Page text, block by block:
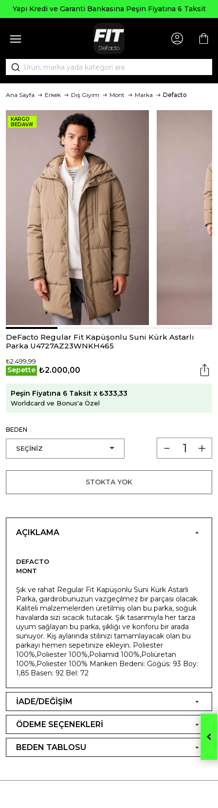
Kredi ve Garanti Bankasına Peşin Fiyatına 6 Taksit
Ana Sayfa Erkek Dış Giyim Mont Marka Defacto
KARGO
BEDAVA!
DeFacto Regular Fit Kapüşonlu Suni Kürk Astarlı
Parka U4727AZ23WNKH465
₺2.499,99
Sepette ₺2.000,00
Peşin Fiyatına 6 Taksit x ₺333,33
Worldcard ve Bonus'a Özel
BEDEN
STOKTA YOK
AÇIKLAMA
DEFACTO
MONT
Şık ve rahat Regular Fit Kapüşonlu Suni Kürk Astarlı
Parka, gardırobunuzun vazgeçilmez bir parçası olacak.
Kaliteli malzemelerden üretilmiş olan bu parka, soğuk
havalarda sizi sıcacık tutacak. Şık tasarımıyla her tarza
uyum sağlayan bu parka, şıklığı ve konforu bir arada
sunuyor. Kış aylarında stilinizi tamamlayacak olan bu
parkayı hemen sepetinize ekleyin. Poliester
100%,Poliester 100%,Poliamid 100%,Poliüretan
100%,Poliester 100% Manken Bedeni: Göğüs: 93 Boy:
1,85 Basen: 92 Bel: 72
İADE/DEĞİŞİM
ÖDEME SEÇENEKLERİ
BEDEN TABLOSU